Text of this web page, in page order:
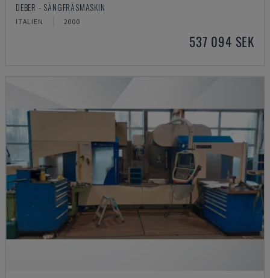
DEBER - SÄNGFRÄSMASKIN
ITALIEN 2000
537 094 SEK